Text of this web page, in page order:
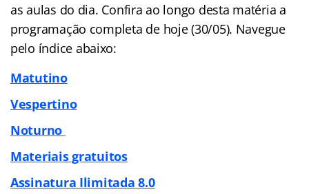
as aulas do dia. Confira ao longo desta matéria a
programação completa de hoje (30/05). Navegue
pelo índice abaixo:
Matutino
Vespertino
Noturno
Materiais gratuitos
Assinatura Ilimitada 8.0